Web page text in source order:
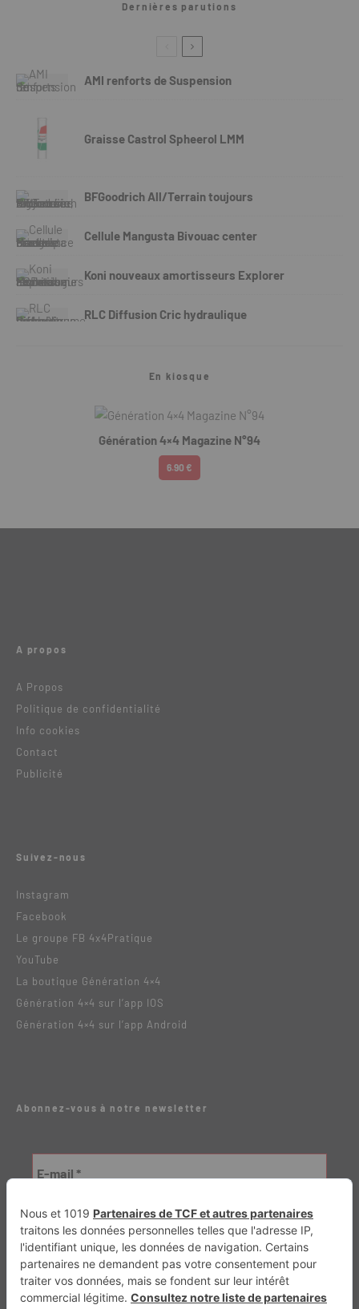
Dernières parutions
AMI renforts de Suspension
Graisse Castrol Spheerol LMM
BFGoodrich All/Terrain toujours
Cellule Mangusta Bivouac center
Koni nouveaux amortisseurs Explorer
RLC Diffusion Cric hydraulique
En kiosque
Génération 4×4 Magazine N°94
6.90 €
A propos
A Propos
Politique de confidentialité
Info cookies
Contact
Publicité
Suivez-nous
Instagram
Facebook
Le groupe FB 4x4Pratique
YouTube
La boutique Génération 4×4
Génération 4×4 sur l’app IOS
Génération 4×4 sur l’app Android
Abonnez-vous à notre newsletter